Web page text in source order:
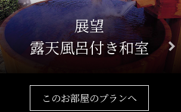
展望
露天風呂付き和室
このお部屋のプランへ